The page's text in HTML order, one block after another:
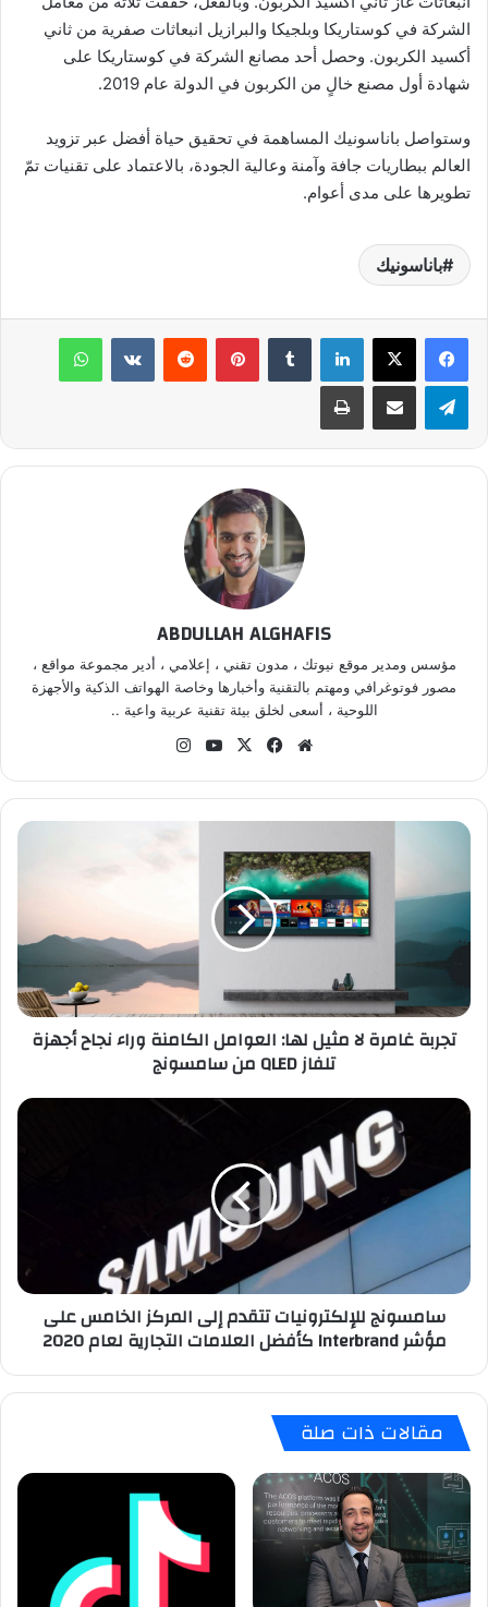
الشركة في كوستاريكا وبلجيكا والبرازيل انبعاثات صفرية من ثاني
أكسيد الكربون. وحصل أحد مصانع الشركة في كوستاريكا على
شهادة أول مصنع خالٍ من الكربون في الدولة عام 2019.
وستواصل باناسونيك المساهمة في تحقيق حياة أفضل عبر تزويد
العالم ببطاريات جافة وآمنة وعالية الجودة، بالاعتماد على تقنيات تمّ
تطويرها على مدى أعوام.
باناسونيك
لينكدإن بينتيريست واتساب
تيلقرام مشاركة عبر البريد طباعة
ABDULLAH ALGHAFIS
مؤسس ومدير موقع نيوتك ، مدون تقني ، إعلامي ، أدير مجموعة مواقع ،
مصور فوتوغرافي ومهتم بالتقنية وأخبارها وخاصة الهواتف الذكية والأجهزة
اللوحية ، أسعى لخلق بيئة تقنية عربية واعية ..
موقع
فيسبوك
‫X
‫YouTube
تجربة
مثيل
لها:
العوامل
وراء
نجاح
أجهزة
من
تجربة غامرة لا مثيل لها: العوامل الكامنة وراء نجاح أجهزة
تلفاز QLED من سامسونج
سامسونج
للإلكترونيات
إلى
على
مؤشر
Interbrand
كأفضل
العلامات
سامسونج للإلكترونيات تتقدم إلى المركز الخامس على
مؤشر Interbrand كأفضل العلامات التجارية لعام 2020
مقالات ذات صلة